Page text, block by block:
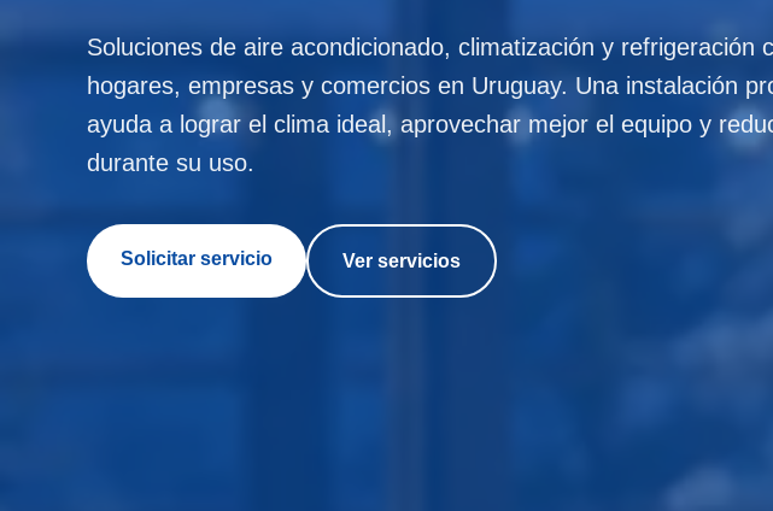
Soluciones de aire acondicionado, climatización y refrigeración
hogares, empresas y comercios en Uruguay. Una instalación
ayuda a lograr el clima ideal, aprovechar mejor el equipo y
durante su uso.
Solicitar servicio Ver servicios